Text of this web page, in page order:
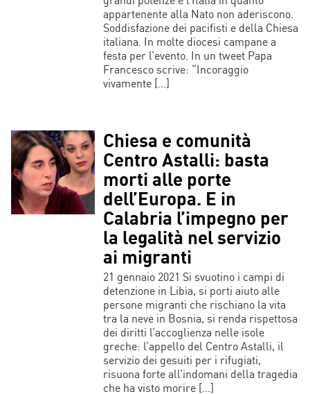
appartenente alla Nato non aderiscono.
Soddisfazione dei pacifisti e della Chiesa
italiana. In molte diocesi campane a
festa per l’evento. In un tweet Papa
Francesco scrive: “Incoraggio
vivamente […]
Chiesa e comunità
Centro Astalli: basta
morti alle porte
dell’Europa. E in
Calabria l’impegno per
la legalità nel servizio
ai migranti
21 gennaio 2021 Si svuotino i campi di
detenzione in Libia, si porti aiuto alle
persone migranti che rischiano la vita
tra la neve in Bosnia, si renda rispettosa
dei diritti l’accoglienza nelle isole
greche: l’appello del Centro Astalli, il
servizio dei gesuiti per i rifugiati,
risuona forte all’indomani della tragedia
che ha visto morire […]